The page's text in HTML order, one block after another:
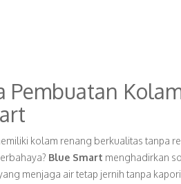
Pembuatan
kolam renang berkualitas tanpa
Blue Smart menghadirkan
menjaga air tetap jernih tanpa